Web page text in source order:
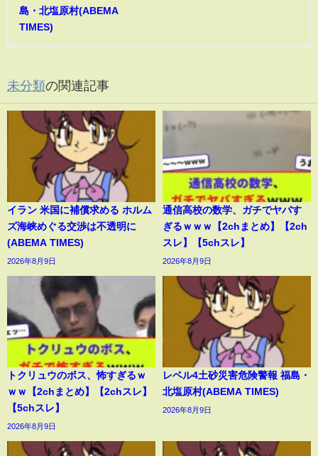
島・北塩原村(ABEMA
TIMES)
未分類の関連記事
イラン 米国に補償求める ホルム
ズ海峡めぐる交渉は不透明に
(ABEMA TIMES)
2026年8月9日
通信高校の数学、ガチでヤバす
ぎるｗｗｗ【2chまとめ】【2ch
スレ】【5chスレ】
2026年8月9日
トクリュウのボス、怖すぎるｗ
ｗｗ【2chまとめ】【2chスレ】
【5chスレ】
2026年8月9日
レベル4土砂災害危険警報 福島・
北塩原村(ABEMA TIMES)
2026年8月9日